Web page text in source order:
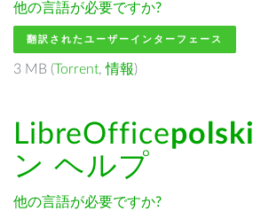
他の言語が必要ですか?
翻訳されたユーザーインターフェース
3 MB (Torrent,情報)
LibreOfficepolski
ン ヘルプ
他の言語が必要ですか?